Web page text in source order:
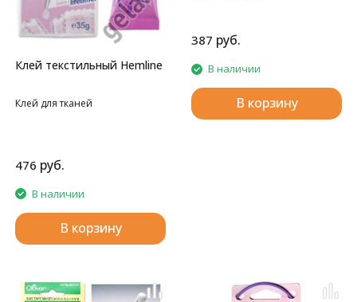
Клей текстильный Hemline
Клей для тканей
476 руб.
В наличии
В корзину
387 руб.
В наличии
В корзину